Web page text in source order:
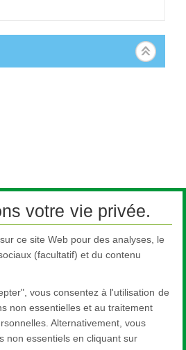
votre vie privée.
ce site Web pour des analyses, le
(facultatif) et du contenu
vous consentez à l'utilisation de
non essentielles et au traitement
Alternativement, vous
non essentiels en cliquant sur